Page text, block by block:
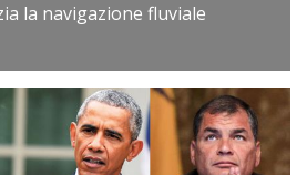
la navigazione fluviale